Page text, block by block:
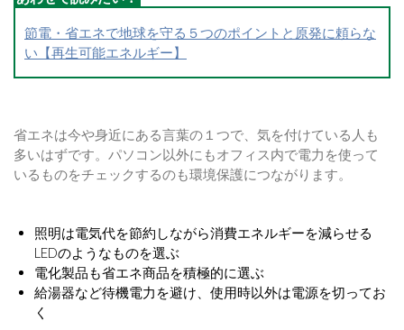
節電・省エネで地球を守る５つのポイントと原発に頼らな
い【再生可能エネルギー】
省エネは今や身近にある言葉の１つで、気を付けている人も
多いはずです。パソコン以外にもオフィス内で電力を使って
いるものをチェックするのも環境保護につながります。
照明は電気代を節約しながら消費エネルギーを減らせる
LEDのようなものを選ぶ
電化製品も省エネ商品を積極的に選ぶ
給湯器など待機電力を避け、使用時以外は電源を切ってお
く